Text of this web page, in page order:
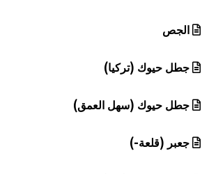
الجص
جطل حيوك (تركيا)
جطل حيوك (سهل العمق)
جعبر (قلعة-)